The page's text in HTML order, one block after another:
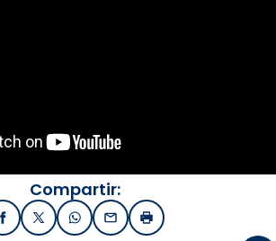
Compartir:
FacebookX / TwitterWhatsApp
EmailImprimir